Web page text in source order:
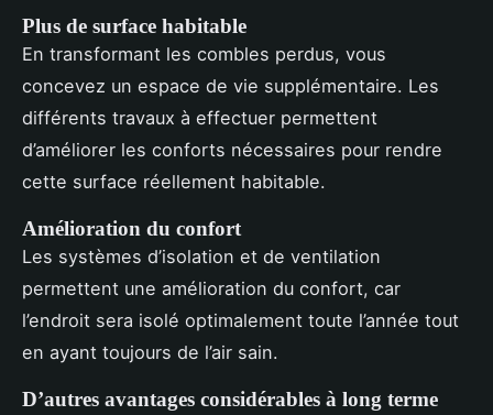
Plus de surface habitable
En transformant les combles perdus, vous
concevez un espace de vie supplémentaire. Les
différents travaux à effectuer permettent
d’améliorer les conforts nécessaires pour rendre
cette surface réellement habitable.
Amélioration du confort
Les systèmes d’isolation et de ventilation
permettent une amélioration du confort, car
l’endroit sera isolé optimalement toute l’année tout
en ayant toujours de l’air sain.
D’autres avantages considérables à long terme